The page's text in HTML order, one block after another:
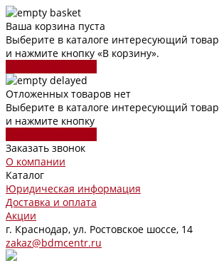
Ваша корзина пуста
Выберите в каталоге интересующий товар
и нажмите кнопку «В корзину».
Отложенных товаров нет
Выберите в каталоге интересующий товар
и нажмите кнопку
Заказать звонок
О компании
Каталог
Юридическая информация
Доставка и оплата
Акции
г. Краснодар, ул. Ростовское шоссе, 14
zakaz@bdmcentr.ru